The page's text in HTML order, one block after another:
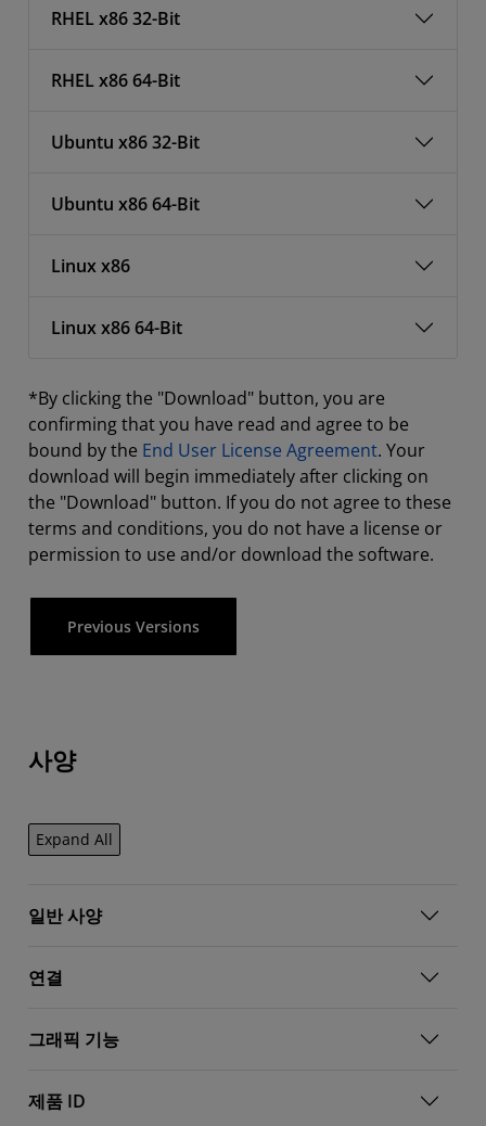
RHEL x86 32-Bit
RHEL x86 64-Bit
Ubuntu x86 32-Bit
Ubuntu x86 64-Bit
Linux x86
Linux x86 64-Bit
*By clicking the "Download" button, you are
confirming that you have read and agree to be
bound by the End User License Agreement. Your
download will begin immediately after clicking on
the "Download" button. If you do not agree to these
terms and conditions, you do not have a license or
permission to use and/or download the software.
Previous Versions
사양
Expand All
일반 사양
연결
그래픽 기능
제품 ID